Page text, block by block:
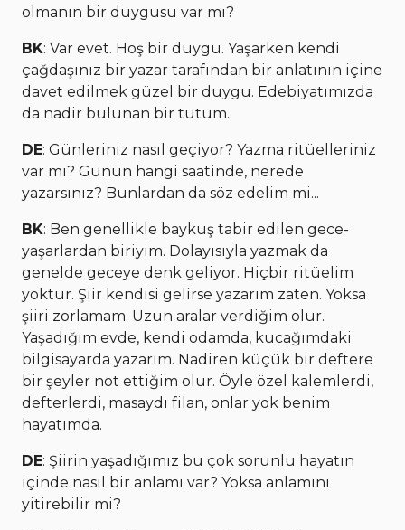
olmanın bir duygusu var mı?
BK: Var evet. Hoş bir duygu. Yaşarken kendi
çağdaşınız bir yazar tarafından bir anlatının içine
davet edilmek güzel bir duygu. Edebiyatımızda
da nadir bulunan bir tutum.
DE: Günleriniz nasıl geçiyor? Yazma ritüelleriniz
var mı? Günün hangi saatinde, nerede
yazarsınız? Bunlardan da söz edelim mi...
BK: Ben genellikle baykuş tabir edilen gece-
yaşarlardan biriyim. Dolayısıyla yazmak da
genelde geceye denk geliyor. Hiçbir ritüelim
yoktur. Şiir kendisi gelirse yazarım zaten. Yoksa
şiiri zorlamam. Uzun aralar verdiğim olur.
Yaşadığım evde, kendi odamda, kucağımdaki
bilgisayarda yazarım. Nadiren küçük bir deftere
bir şeyler not ettiğim olur. Öyle özel kalemlerdi,
defterlerdi, masaydı filan, onlar yok benim
hayatımda.
DE: Şiirin yaşadığımız bu çok sorunlu hayatın
içinde nasıl bir anlamı var? Yoksa anlamını
yitirebilir mi?